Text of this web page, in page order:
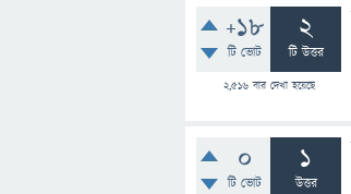
+18
টি ভোট
2
টি উত্তর
2,516বার দেখা হয়েছে
0
টি ভোট
1
উত্তর